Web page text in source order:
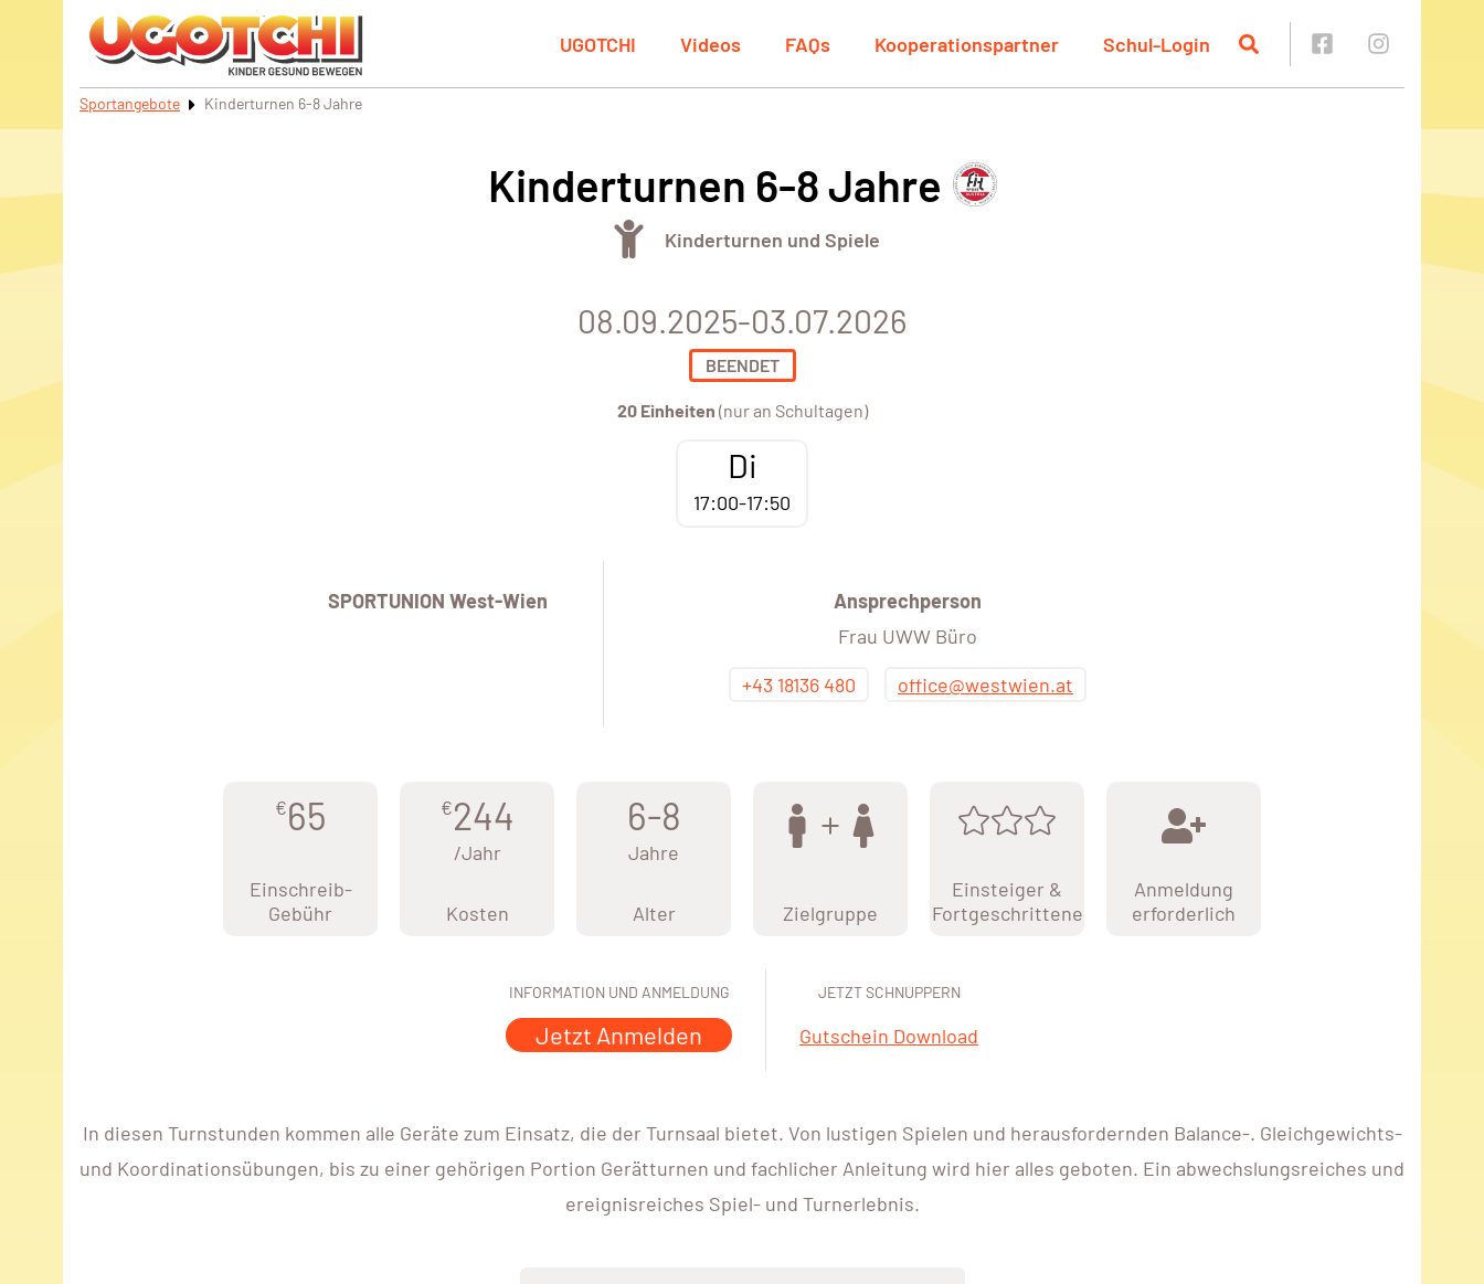
UGOTCHI Videos FAQs Kooperationspartner Schul-Login
Sportangebote Kinderturnen 6-8 Jahre
Kinderturnen 6-8 Jahre
Kinderturnen und Spiele
08.09.2025-03.07.2026
BEENDET
20 Einheiten (nur an Schultagen)
Di
17:00-17:50
SPORTUNION West-Wien
Ansprechperson
Frau UWW Büro
+43 18136 480
office@westwien.at
€65
Einschreib-
Gebühr
€244
/Jahr
Kosten
6-8
Jahre
Alter Zielgruppe
Einsteiger &
Fortgeschrittene
Anmeldung
erforderlich
INFORMATION UND ANMELDUNG
Jetzt Anmelden
JETZT SCHNUPPERN
Gutschein Download
In diesen Turnstunden kommen alle Geräte zum Einsatz, die der Turnsaal bietet. Von lustigen Spielen und herausfordernden Balance-. Gleichgewichts-
und Koordinationsübungen, bis zu einer gehörigen Portion Gerätturnen und fachlicher Anleitung wird hier alles geboten. Ein abwechslungsreiches und
ereignisreiches Spiel- und Turnerlebnis.